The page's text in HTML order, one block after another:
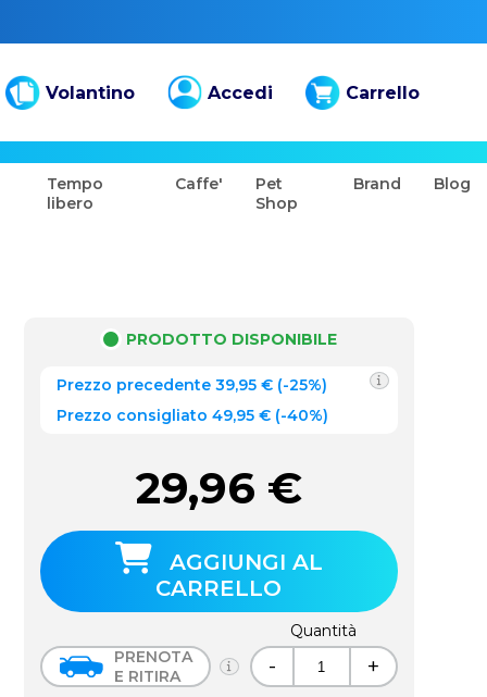
Volantino Accedi Carrello
Tempo
libero
Caffe'
Pet
Shop
Brand Blog
PRODOTTO DISPONIBILE
Prezzo precedente 39,95 € (-25%)
Prezzo consigliato 49,95 € (-40%)
29,96 €
AGGIUNGI AL
CARRELLO
PRENOTA
E RITIRA
Quantità
- +